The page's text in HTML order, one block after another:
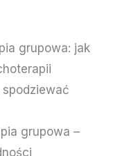
grupowa: jak
grupowa –